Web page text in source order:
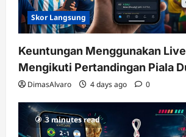
Skor Langsung
Keuntungan Menggunakan
Mengikuti Pertandingan Piala
DimasAlvaro 4 days ago 0
3 minutes read